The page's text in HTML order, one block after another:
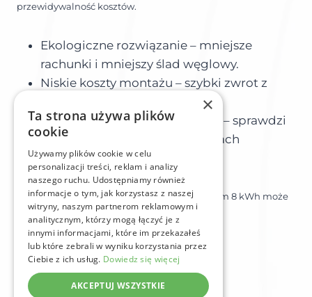
przewidywalność kosztów.
Ekologiczne rozwiązanie – mniejsze
rachunki i mniejszy ślad węglowy.
Niskie koszty montażu – szybki zwrot z
Idealne dla małych odbiorców – sprawdzi
się w domach, biurach i domkach
letniskowych.
Jeśli zastanawiasz się nad fotowoltaiką, system 8 kWh może
być dla Twojej firmy idealnym rozwiązaniem!
×
Ta strona używa plików
cookie
Używamy plików cookie w celu
personalizacji treści, reklam i analizy
naszego ruchu. Udostępniamy również
informacje o tym, jak korzystasz z naszej
witryny, naszym partnerom reklamowym i
analitycznym, którzy mogą łączyć je z
innymi informacjami, które im przekazałeś
lub które zebrali w wyniku korzystania przez
Ciebie z ich usług. Dowiedz się więcej
AKCEPTUJ WSZYSTKIE